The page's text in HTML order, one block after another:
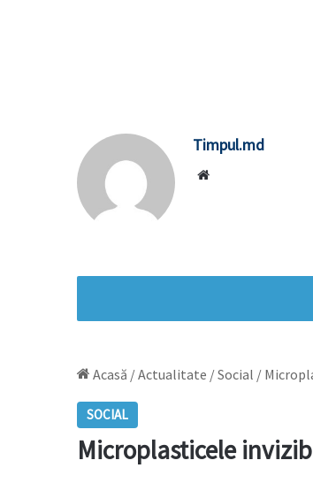
Timpul.md